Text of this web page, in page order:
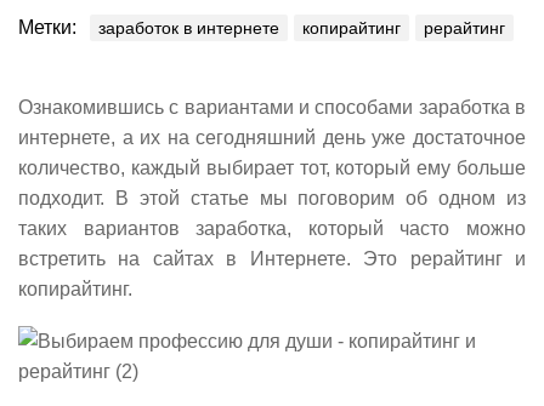
Метки: заработок в интернете копирайтинг рерайтинг
Ознакомившись с вариантами и способами заработка в
интернете, а их на сегодняшний день уже достаточное
количество, каждый выбирает тот, который ему больше
подходит. В этой статье мы поговорим об одном из
таких вариантов заработка, который часто можно
встретить на сайтах в Интернете. Это рерайтинг и
копирайтинг.